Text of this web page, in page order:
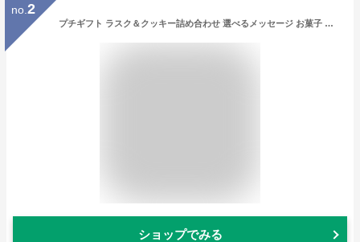
no. 2
プチギフト ラスク＆クッキー詰め合わせ 選べるメッセージ お菓子 個包装 退職 可愛い おしゃれ 挨拶 お返し ばらまき 大量 記念品 産休 卒園 卒業 卒団 入社 来店 祝い ヘクセン ガトーフェスタハラダ デパ地下 結婚式 プレゼント チョコ ホワイトデー 300円 500円以下
ショップでみる